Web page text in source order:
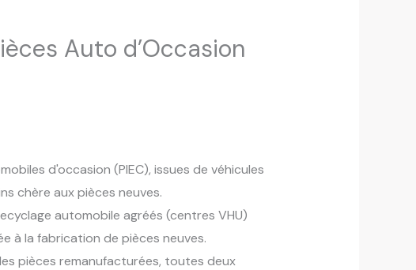
Auto d’Occasion
d'occasion (PIEC), issues de véhicules
chère aux pièces neuves.
automobile agréés (centres VHU)
à la fabrication de pièces neuves.
pièces remanufacturées, toutes deux